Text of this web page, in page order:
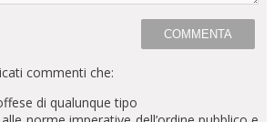
commenti che:
di qualunque tipo